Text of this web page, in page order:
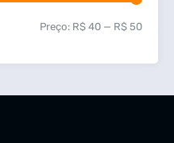
Preço: R$ 40 — R$ 50